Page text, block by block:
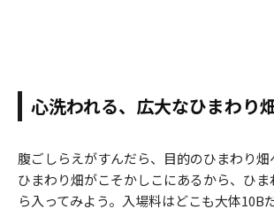
心洗われる、広大なひまわり
腹ごしらえがすんだら、目的のひまわり畑
ひまわり畑がこそかしこにあるから、ひ
ら入ってみよう。入場料はどこも大体10B